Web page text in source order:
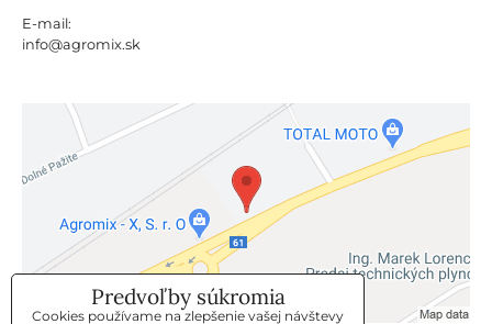
E-mail:
info@agromix.sk
Predvoľby súkromia
Cookies používame na zlepšenie vašej návštevy